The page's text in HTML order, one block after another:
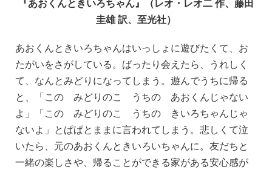
『あおくんときいろちゃん』（レオ・レオ二 作、藤田
圭雄 訳、至光社）
あおくんときいろちゃんはいっしょに遊びたくて、お
たがいをさがしている。ばったり会えたら、うれしく
て、なんとみどりになってしまう。遊んでうちに帰る
と、「この みどりのこ うちの あおくんじゃない
よ」「この みどりのこ うちの きいろちゃんじゃ
ないよ」とぱぱとままに言われてしまう。悲しくて泣
いたら、元のあおくんときいろいちゃんに。友だちと
一緒の楽しさや、帰ることができる家がある安心感が